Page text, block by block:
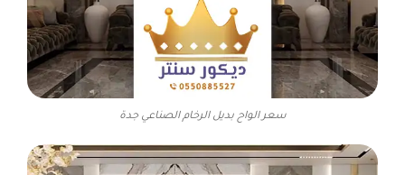
سعر الواح بديل الرخام الصناعي جدة